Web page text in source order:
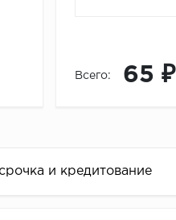
Всего: 65 ₽
и кредитование